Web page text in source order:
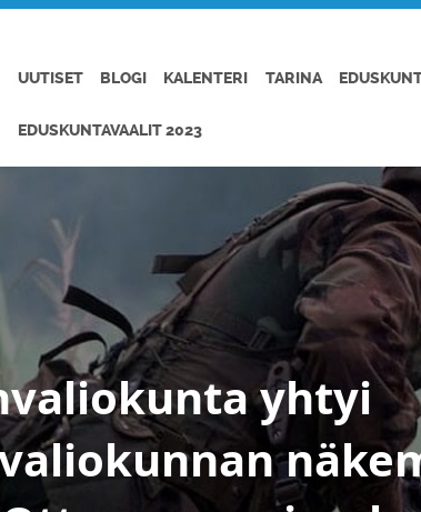
UUTISET BLOGI KALENTERI TARINA
EDUSKUNTAVAALIT 2023
yhtyi